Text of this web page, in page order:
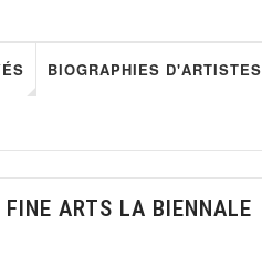
BIOGRAPHIES D'ARTISTES
ARTS LA BIENNALE